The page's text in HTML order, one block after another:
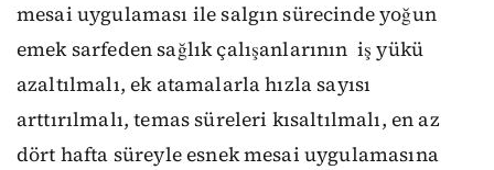
mesai uygulaması ile salgın sürecinde yoğun
emek sarfeden sağlık çalışanlarının iş yükü
azaltılmalı, ek atamalarla hızla sayısı
arttırılmalı, temas süreleri kısaltılmalı, en az
dört hafta süreyle esnek mesai uygulamasına